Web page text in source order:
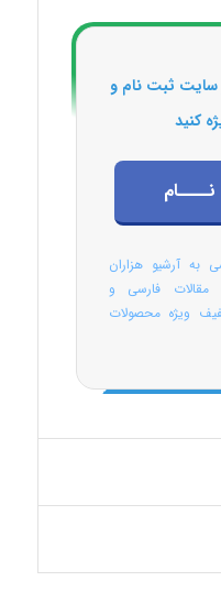
سایت ثبت نام و
کنید
به آرشیو هزاران
فارسی و
ویژه محصولات